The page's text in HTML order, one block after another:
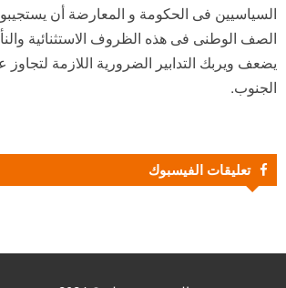
السياسيين فى الحكومة و المعارضة أن
الصف الوطنى فى هذه الظروف الاستثنائية
يضعف ويربك التدابير الضرورية اللازمة لتجاوز
الجنوب.
تعليقات الفيسبوك